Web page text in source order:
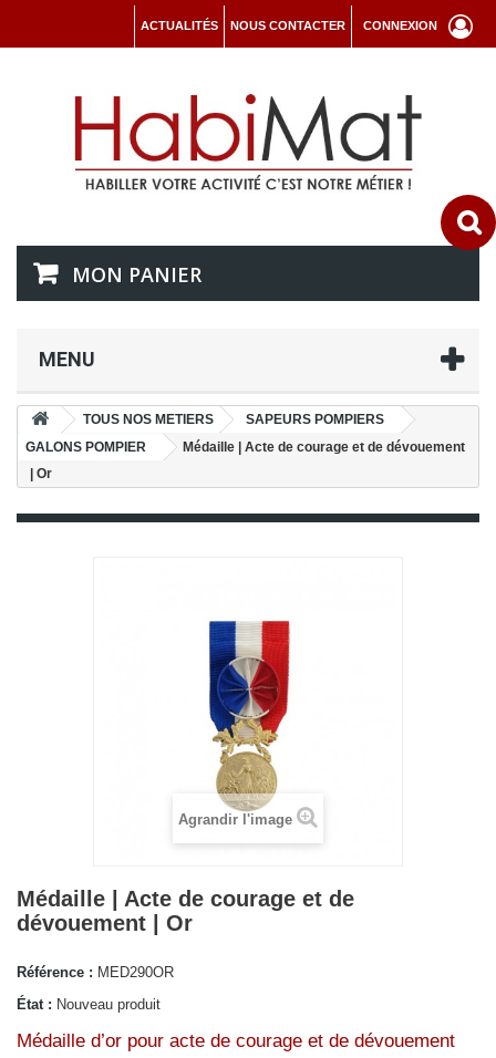
CONNEXION
NOUS CONTACTER
ACTUALITÉS
MON PANIER
MENU
TOUS NOS METIERS
SAPEURS POMPIERS
GALONS POMPIER
Médaille | Acte de courage et de dévouement
| Or
Agrandir l'image
Médaille | Acte de courage et de
dévouement | Or
Référence : MED290OR
État : Nouveau produit
Médaille d’or pour acte de courage et de dévouement